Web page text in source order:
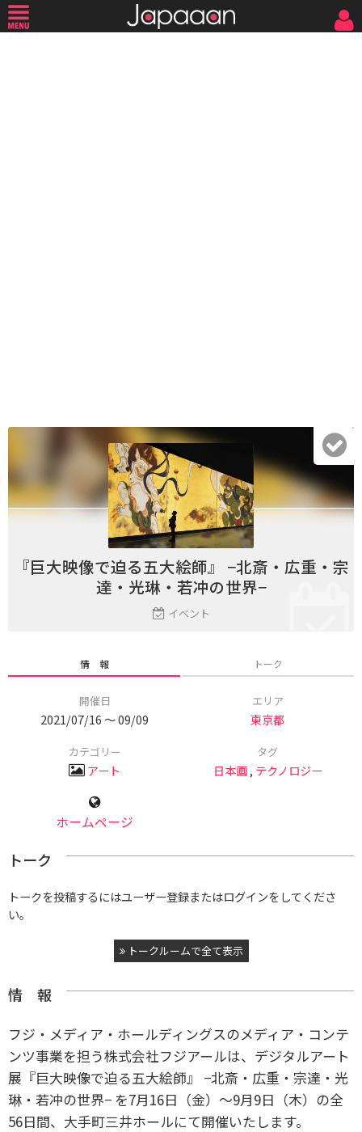
『巨大映像で迫る五大絵師』 −北斎・広重・宗
達・光琳・若冲の世界−
イベント
情 報 トーク
開催日
2021/07/16 〜 09/09
エリア
東京都
カテゴリー
アート
タグ
日本画, テクノロジー
ホームページ
トーク
トークを投稿するにはユーザー登録またはログインをしてくださ
い。
トークルームで全て表示
情 報
フジ・メディア・ホールディングスのメディア・コンテ
ンツ事業を担う株式会社フジアールは、デジタルアート
展『巨大映像で迫る五大絵師』 −北斎・広重・宗達・光
琳・若冲の世界− を7月16日（金）〜9月9日（木）の全
56日間、大手町三井ホールにて開催いたします。